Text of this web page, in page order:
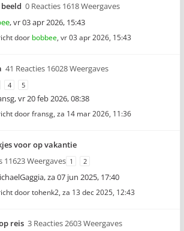
0 Reacties 1618 Weergaves
,vr 03 apr 2026, 15:43
door bobbee, vr 03 apr 2026, 15:43
41 Reacties 16028 Weergaves
4 5
,vr 20 feb 2026, 08:38
doorfransg, za 14 mar 2026, 11:36
voor op vakantie
11623 Weergaves 1 2
,za 07 jun 2025, 17:40
doortohenk2, za 13 dec 2025, 12:43
reis 3 Reacties 2603 Weergaves